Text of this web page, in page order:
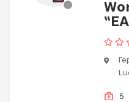
5